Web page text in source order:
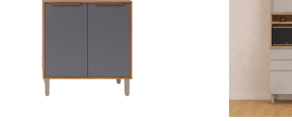
PROF
47 CM
ALTURA
163
PROF:
207